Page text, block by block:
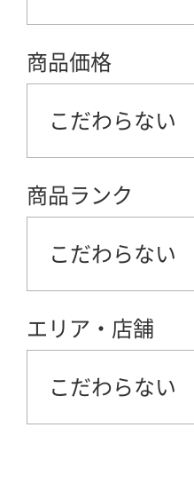
商品価格
こだわらない
商品ランク
こだわらない
エリア・店舗
こだわらない